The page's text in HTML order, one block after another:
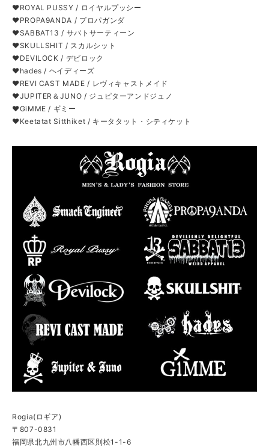
❤ROYAL PUSSY / ロイヤルプッシー
❤PROPA9ANDA / プロパガンダ
❤SABBAT13 / サバトサーティーン
❤SKULLSHIT / スカルシット
❤DEVILOCK / デビロック
❤hades / ヘイディーズ
❤REVI CAST MADE / レヴィキャストメイド
❤JUPITER＆JUNO / ジュピターアンドジュノ
❤GiMME / ギミー
❤Keetatat Sitthiket / キータタット・シティケット
Rogia(ロギア)
〒807-0831
福岡県北九州市八幡西区則松1-1-6